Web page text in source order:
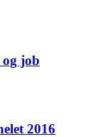
og job
2016